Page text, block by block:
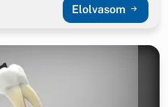
Elolvasom